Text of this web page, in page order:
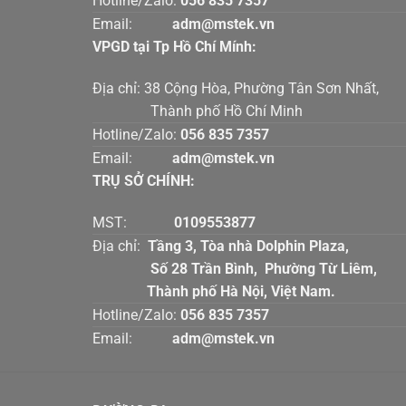
Email:
adm@mstek.vn
VPGD tại Tp Hồ Chí Mính:
Địa chỉ: 38 Cộng Hòa, Phường Tân Sơn
Thành phố Hồ Chí Minh
Hotline/Zalo: 056 835 7357
Email:
adm@mstek.vn
TRỤ SỞ CHÍNH:
MST: 0109553877
Địa chỉ: Tầng 3, Tòa nhà Dolphin
Số 28 Trần Bình, Phường Từ
Thành phố Hà Nội, Việt Nam.
Hotline/Zalo: 056 835 7357
Email:
adm@mstek.vn